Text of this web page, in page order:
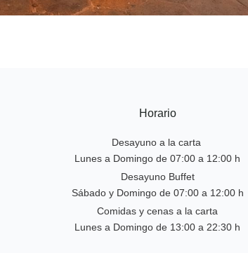
Horario
Desayuno a la carta
Lunes a Domingo de 07:00 a 12:00 h
Desayuno Buffet
Sábado y Domingo de 07:00 a 12:00 h
Comidas y cenas a la carta
Lunes a Domingo de 13:00 a 22:30 h